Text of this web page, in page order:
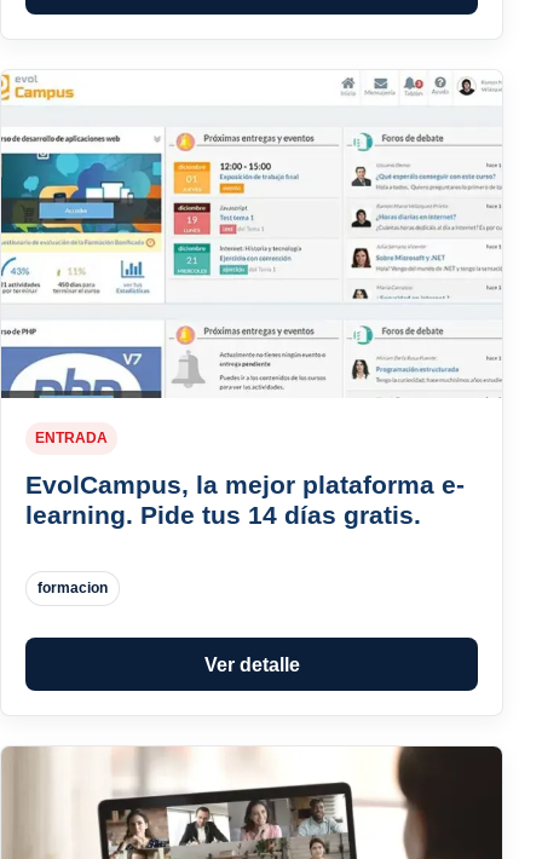
ENTRADA
EvolCampus, la mejor plataforma e-
learning. Pide tus 14 días gratis.
formacion
Ver detalle